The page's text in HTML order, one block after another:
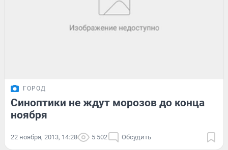
ГОРОД
Синоптики не ждут морозов до конца
ноября
22 ноября, 2013, 14:28 5 502 Обсудить